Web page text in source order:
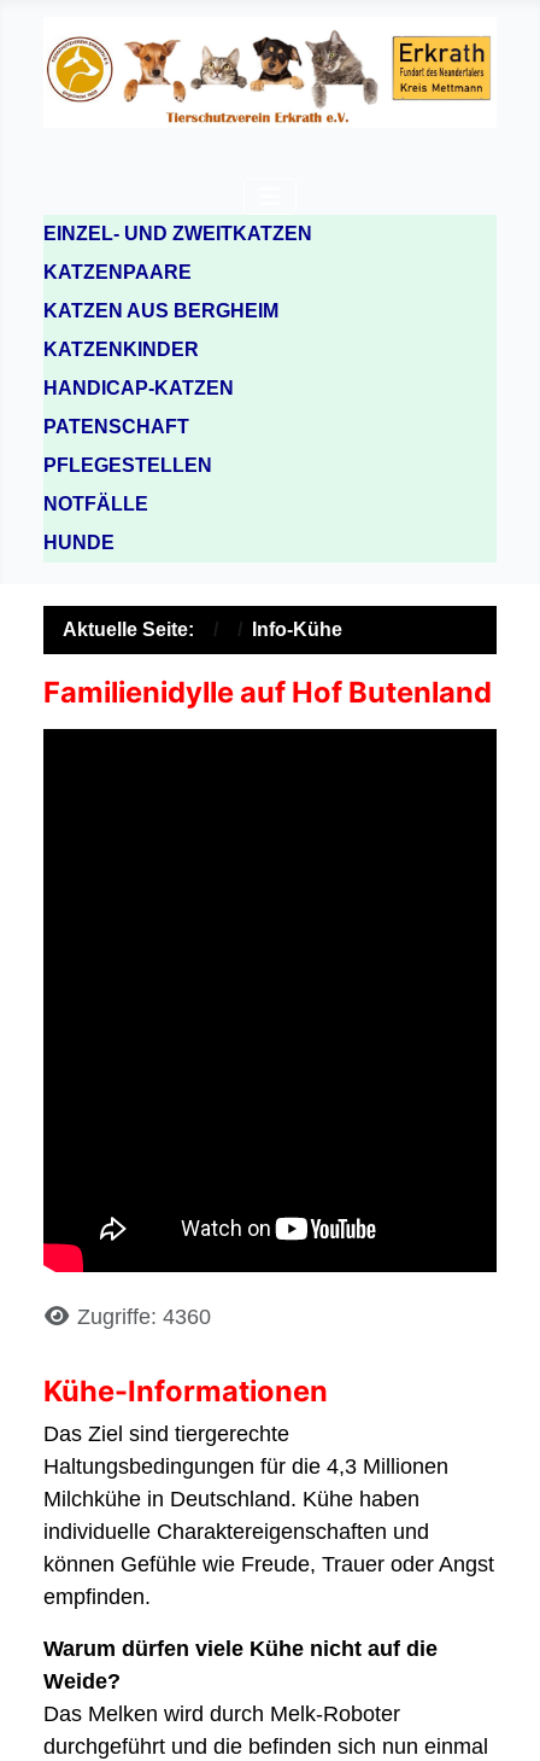
EINZEL- UND ZWEITKATZEN
KATZENPAARE
KATZEN AUS BERGHEIM
KATZENKINDER
HANDICAP-KATZEN
PATENSCHAFT
PFLEGESTELLEN
NOTFÄLLE
HUNDE
Aktuelle Seite: Info-Kühe
Familienidylle auf Hof Butenland
DetailsZugriffe: 4360
Kühe-Informationen
Das Ziel sind tiergerechte
Haltungsbedingungen für die 4,3 Millionen
Milchkühe in Deutschland. Kühe haben
individuelle Charaktereigenschaften und
können Gefühle wie Freude, Trauer oder Angst
empfinden.
Warum dürfen viele Kühe nicht auf die
Weide?
Das Melken wird durch Melk-Roboter
durchgeführt und die befinden sich nun einmal